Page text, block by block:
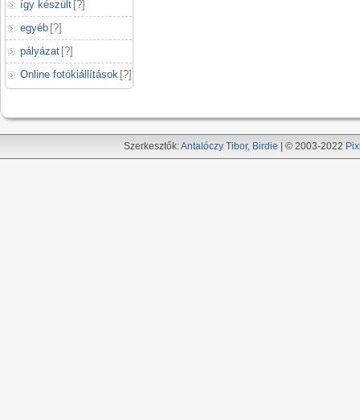
így készült [?]
egyéb [?]
pályázat [?]
Online fotókiállítások [?]
Szerkesztők:Antalóczy Tibor, Birdie | © 2003-2022